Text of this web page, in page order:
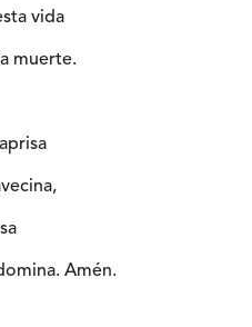
vida
muerte.
Amén.